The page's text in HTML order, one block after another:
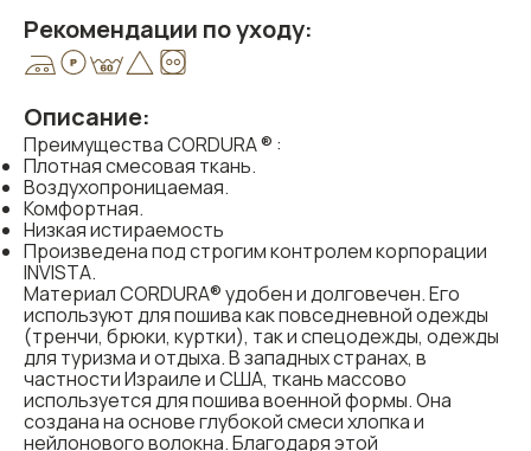
Рекомендации по уходу:
Описание:
Преимущества CORDURA ® :
Плотная смесовая ткань.
Воздухопроницаемая.
Комфортная.
Низкая истираемость
Произведена под строгим контролем корпорации
INVISTA.
Материал CORDURA® удобен и долговечен. Его
используют для пошива как повседневной одежды
(тренчи, брюки, куртки), так и спецодежды, одежды
для туризма и отдыха. В западных странах, в
частности Израиле и США, ткань массово
используется для пошива военной формы. Она
создана на основе глубокой смеси хлопка и
нейлонового волокна. Благодаря этой